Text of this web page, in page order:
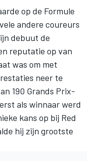
op de Formule
andere coureurs
debuut de
reputatie op van
was om met
neer te
190 Grands Prix-
als winnaar werd
kans op bij Red
hij zijn grootste